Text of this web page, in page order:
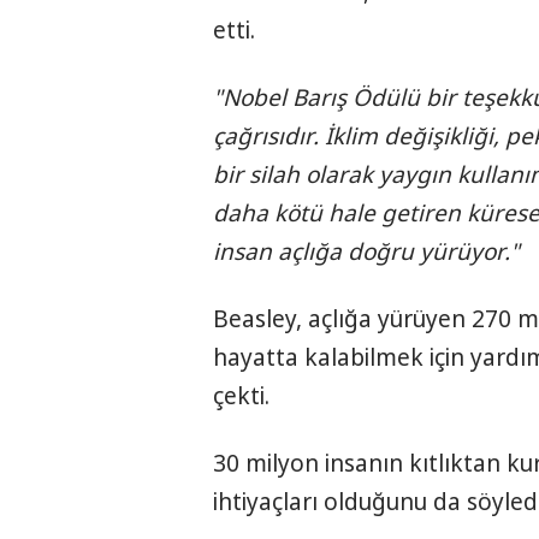
etti.
"Nobel Barış Ödülü bir
çağrısıdır. İklim değişikliği,
bir silah olarak yaygın
daha kötü hale getiren
insan açlığa doğru yürüyor."
Beasley, açlığa yürüyen 270
hayatta kalabilmek için
çekti.
30 milyon insanın kıtlıktan
ihtiyaçları olduğunu da